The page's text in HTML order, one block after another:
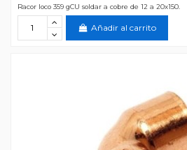
Racor loco 359 gCU soldar a cobre de 12 a 20x150.
Añadir al carrito